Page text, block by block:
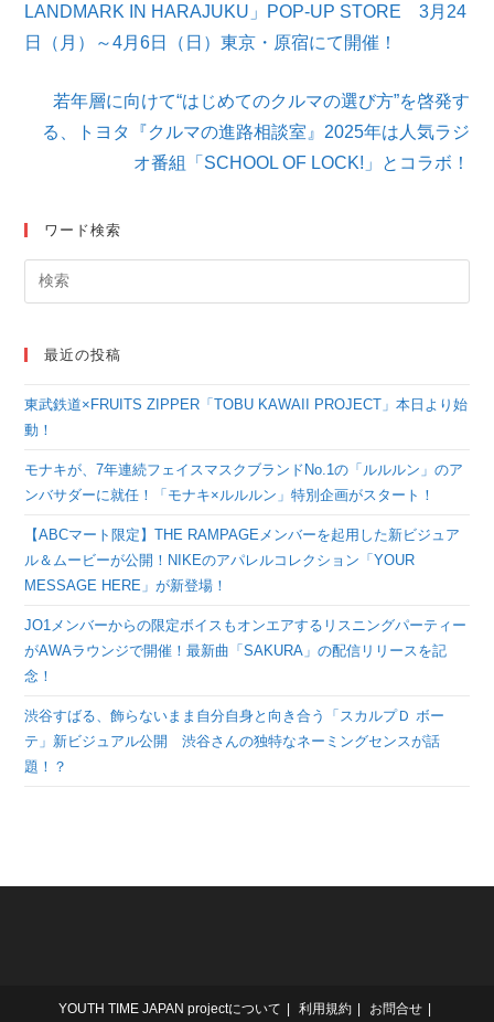
他
の
記
LANDMARK IN HARAJUKU」POP-UP STORE 3月24
日（月）～4月6日（日）東京・原宿にて開催！
若年層に向けて“はじめてのクルマの選び⽅”を啓発す
る、トヨタ『クルマの進路相談室』2025年は⼈気ラジ
オ番組「SCHOOL OF LOCK!」とコラボ！
ワード検索
最近の投稿
東武鉄道×FRUITS ZIPPER「TOBU KAWAII PROJECT」本日より始
動！
モナキが、7年連続フェイスマスクブランドNo.1の「ルルルン」のア
ンバサダーに就任！「モナキ×ルルルン」特別企画がスタート！
【ABCマート限定】THE RAMPAGEメンバーを起用した新ビジュア
ル＆ムービーが公開！NIKEのアパレルコレクション「YOUR
MESSAGE HERE」が新登場！
JO1メンバーからの限定ボイスもオンエアするリスニングパーティー
がAWAラウンジで開催！最新曲「SAKURA」の配信リリースを記
念！
渋谷すばる、飾らないまま自分自身と向き合う「スカルプＤ ボー
テ」新ビジュアル公開 渋谷さんの独特なネーミングセンスが話
題！？
YOUTH TIME JAPAN projectについて 利用規約 お問合せ